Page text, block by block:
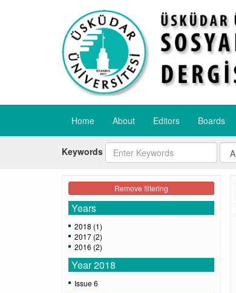
Home About Editors Boards
Keywords
Remove filtering
Years
2018 (1)
2017 (2)
2016 (2)
Year 2018
Issue 6